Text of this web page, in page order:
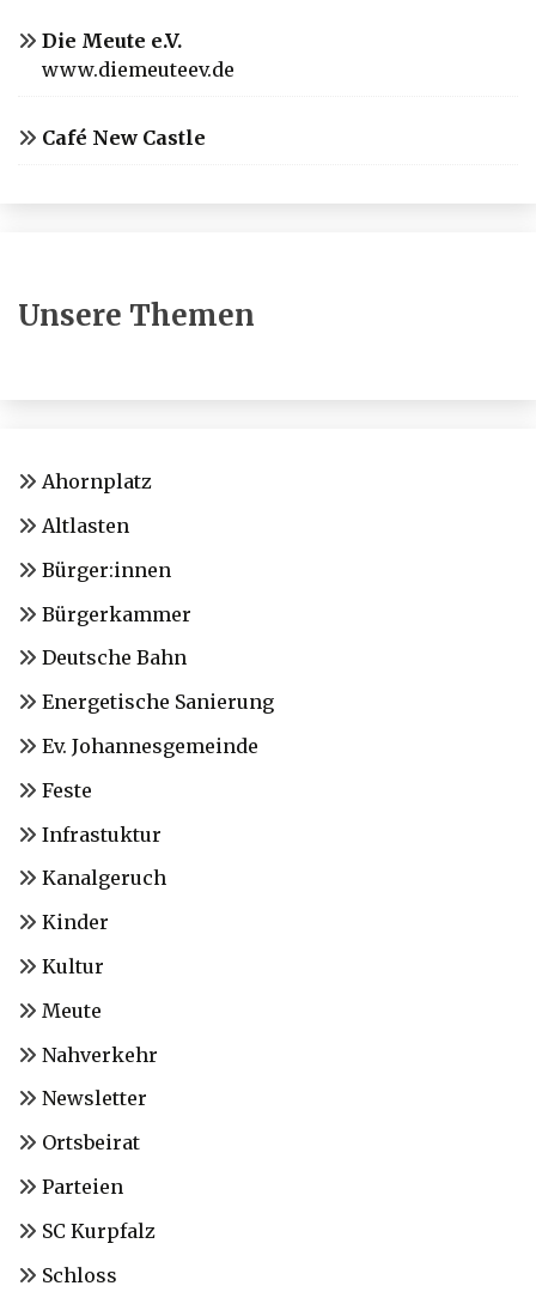
Die Meute e.V.
www.diemeuteev.de
Café New Castle
Unsere Themen
Ahornplatz
Altlasten
Bürger:innen
Bürgerkammer
Deutsche Bahn
Energetische Sanierung
Ev. Johannesgemeinde
Feste
Infrastuktur
Kanalgeruch
Kinder
Kultur
Meute
Nahverkehr
Newsletter
Ortsbeirat
Parteien
SC Kurpfalz
Schloss